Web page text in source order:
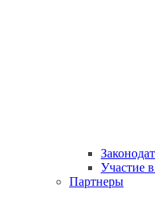
Участие
Партнеры